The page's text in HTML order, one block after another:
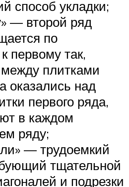
способ укладки;
— второй ряд
по
первому так,
плитками
оказались над
первого ряда,
в каждом
ряду;
— трудоемкий
тщательной
и подрезки